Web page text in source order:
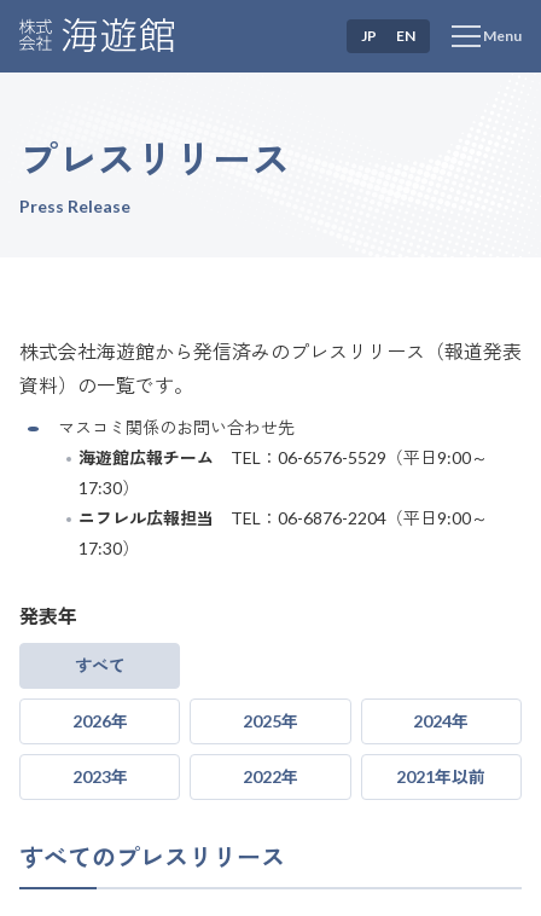
Menu
JP EN
プレスリリース
Press Release
株式会社海遊館から発信済みのプレスリリース（報道発表
資料）の一覧です。
マスコミ関係のお問い合わせ先
海遊館広報チーム TEL：06-6576-5529（平日9:00～
17:30）
ニフレル広報担当
TEL：06-6876-2204（平日9:00～
17:30）
発表年
すべて
2026年 2025年 2024年
2023年 2022年 2021年以前
すべてのプレスリリース